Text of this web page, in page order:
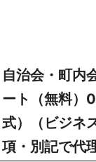
自治会・町内
ート（無料）
式）（ビジネ
項・別記で代